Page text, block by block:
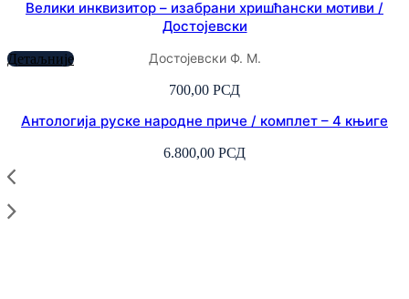
Велики инквизитор – изабрани хришћански мотиви /
Достојевски
Достојевски Ф. М.
700,00 РСД
Детаљније
Антологија руске народне приче / комплет – 4 књиге
6.800,00 РСД